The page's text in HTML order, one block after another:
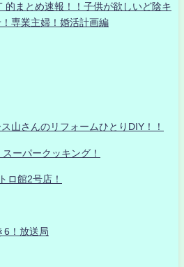
的まとめ速報！！子供が欲しいど陰キ
専業主婦！婚活計画編
山さんのリフォームひとりDIY！！
ーパークッキング！
ロ館2号店！
6！放送局